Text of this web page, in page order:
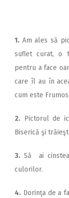
1. Am ales să
suflet curat, o
pentru a face
care îl au în
cum este
2. Pictorul de
Biserică şi
3. Să ai
culorilor.
4. Dorinţa de a